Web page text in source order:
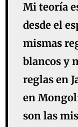
Mi teoría
desde el
mismas
blancos y
reglas en
en
son las